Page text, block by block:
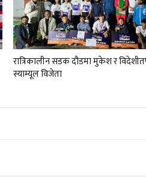
रात्रिकालीन सडक दौडमा मुकेश र
स्याम्यूल विजेता